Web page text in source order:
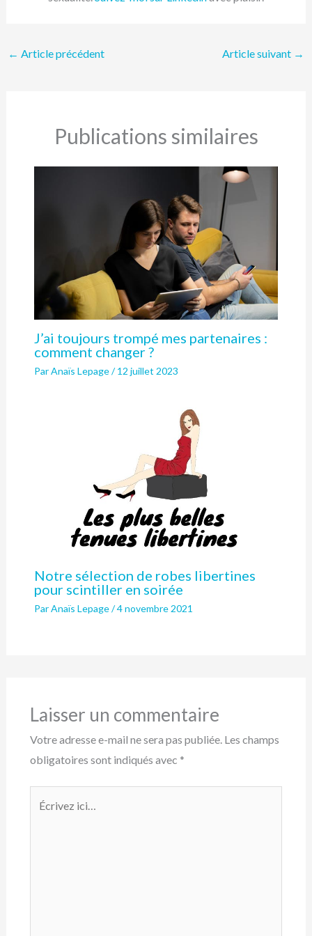
← Article précédent Article suivant →
Publications similaires
J’ai toujours trompé mes partenaires :
comment changer ?
ParAnaïs Lepage/12 juillet 2023
Notre sélection de robes libertines
pour scintiller en soirée
ParAnaïs Lepage/4 novembre 2021
Laisser un commentaire
Votre adresse e-mail ne sera pas publiée. Les champs
obligatoires sont indiqués avec *